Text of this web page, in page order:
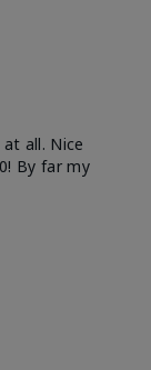
all. Nice
By far my